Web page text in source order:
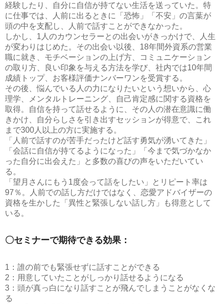
経験したり、自分に自信が持てない生活を送っていた。特
に仕事では、人前に出るときに「恐怖」「不安」の言葉が
頭の中を支配し、人前で話すことができなかった。
しかし、1人のカウンセラーとの出会いがきっかけで、人生
が変わりはじめた。その出会い以後、18年間外資系の営業
職に就き、モチベーションの上げ方、コミュニケーション
の取り方、良い印象を与える方法を学び、社内では10年間
成績トップ、お客様評価ナンバーワンを受賞する。
その後、悩んでいる人の力になりたいという想いから、心
理学、メンタルトレーニング、自己肯定感に関する資格を
取得。自信を持って話せるように、その人の潜在意識に働
きかけ、自分らしさを引き出すセッションが得意で、これ
まで300人以上の方に実施する。
「人前で話すのが苦手だったけど話す勇気が湧いてきた」
「会話に自信が持てるようになった」「今まで気づかなか
った自分に出会えた」と多数の喜びの声をいただいてい
る。
「望月さんにもう1度会って話をしたい」とリピート率は
97％。人前での話し方だけではなく、恋愛アドバイザーの
資格を生かした「異性と緊張しない話し方」も得意として
いる。
〇セミナーで期待できる効果：
1：誰の前でも緊張せずに話すことができる
2：用意していたことがしっかり話せるようになる
3：頭が真っ白になり話すことが飛んでしまうことがなくな
る